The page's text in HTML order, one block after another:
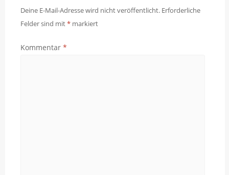
Deine E-Mail-Adresse wird nicht veröffentlicht. Erforderliche
Felder sind mit* markiert
Kommentar *